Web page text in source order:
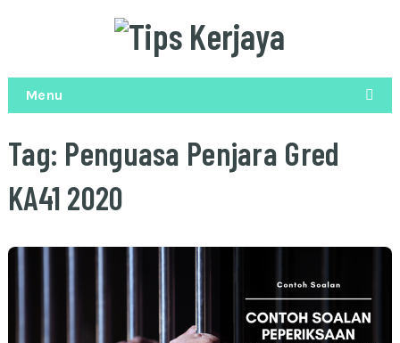
Menu
Tag: Penguasa Penjara Gred
KA41 2020